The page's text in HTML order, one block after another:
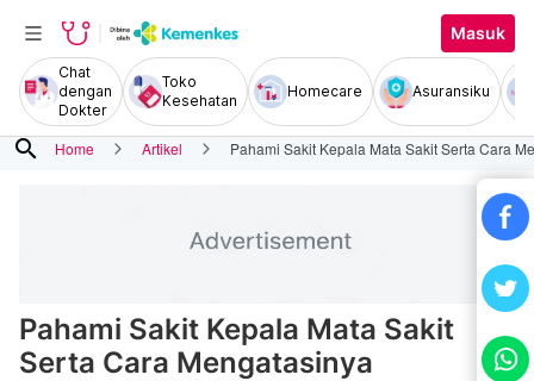
Masuk
Chat
dengan
Dokter
Toko
Kesehatan
Homecare Asuransiku
search Home Artikel Pahami Sakit Kepala Mata Sakit Serta Cara
Pahami Sakit Kepala Mata Sakit
Serta Cara Mengatasinya